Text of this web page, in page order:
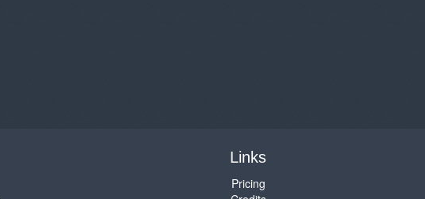
Links
Pricing